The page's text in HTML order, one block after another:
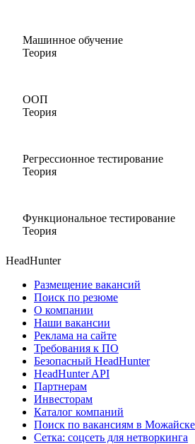
Машинное обучение
Теория
ООП
Теория
Регрессионное тестирование
Теория
Функциональное тестирование
Теория
HeadHunter
Размещение вакансий
Поиск по резюме
О компании
Наши вакансии
Реклама на сайте
Требования к ПО
Безопасный HeadHunter
HeadHunter API
Партнерам
Инвесторам
Каталог компаний
Поиск по вакансиям в Можайске
Сетка: соцсеть для нетворкинга